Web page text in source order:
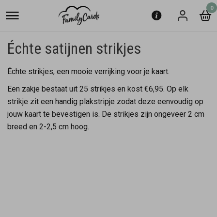
0
Échte satijnen strikjes
Échte strikjes, een mooie verrijking voor je kaart.
Een zakje bestaat uit 25 strikjes en kost €6,95. Op elk
strikje zit een handig plakstripje zodat deze eenvoudig op
jouw kaart te bevestigen is. De strikjes zijn ongeveer 2 cm
breed en 2-2,5 cm hoog.